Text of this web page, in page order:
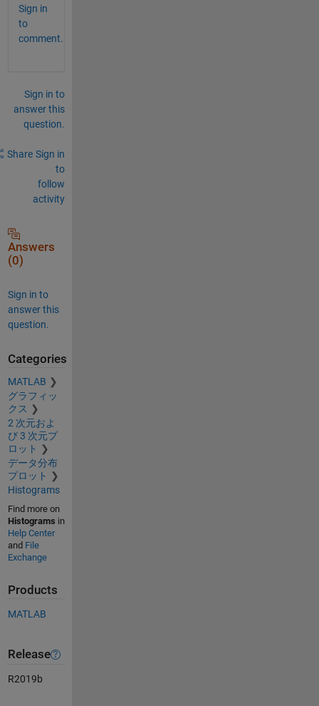
Sign in
to
comment.
Sign in to
answer this
question.
Share Sign in
to
follow
activity
Answers
(0)
Sign in to
answer this
question.
Categories
MATLAB
グラフィッ
クス
2 次元およ
び 3 次元プ
ロット
データ分布
プロット
Histograms
Find more on
Histograms in
Help Center
and File
Exchange
Products
MATLAB
Release
R2019b